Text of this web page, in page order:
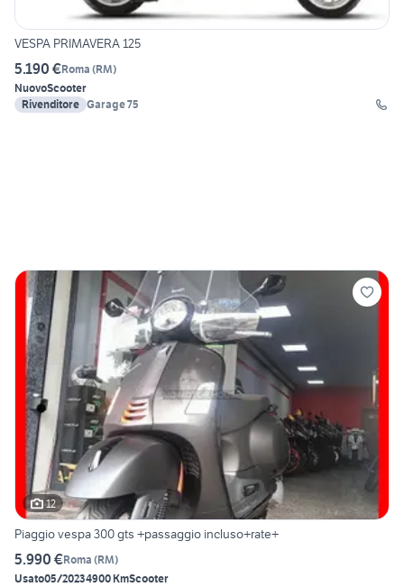
VESPA PRIMAVERA 125
5.190 €Roma (RM)
NuovoScooter
Rivenditore Garage 75
12
Piaggio vespa 300 gts +passaggio incluso+rate+
5.990 €Roma (RM)
Usato05/20234900 KmScooter